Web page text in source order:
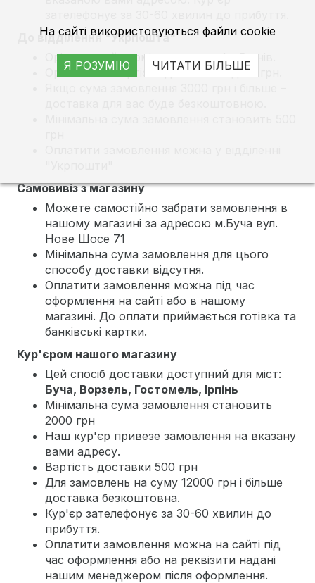
До відділення "Укрпошта"
Орієнтовний термін доставки 4 - 5 днів.
Орієнтовна вартість доставки від 60 грн.
Самовивіз з магазину
Можете самостійно забрати замовлення в
нашому магазині за адресою м.Буча вул.
Нове Шосе 71
Мінімальна сума замовлення для цього
способу доставки відсутня.
Оплатити замовлення можна під час
оформлення на сайті або в нашому
магазині. До оплати приймається готівка та
банківські картки.
Кур'єром нашого магазину
Цей спосіб доставки доступний для міст:
Буча, Ворзель, Гостомель, Ірпінь
Мінімальна сума замовлення становить
2000 грн
Наш кур'єр привезе замовлення на вказану
вами адресу.
Вартість доставки 500 грн
Для замовлень на суму 12000 грн і більше
доставка безкоштовна.
Кур'єр зателефонує за 30-60 хвилин до
прибуття.
Оплатити замовлення можна на сайті під
час оформлення або на реквізити надані
нашим менеджером після оформлення.
На сайті використовуються файли cookie
Я РОЗУМІЮ ЧИТАТИ БІЛЬШЕ